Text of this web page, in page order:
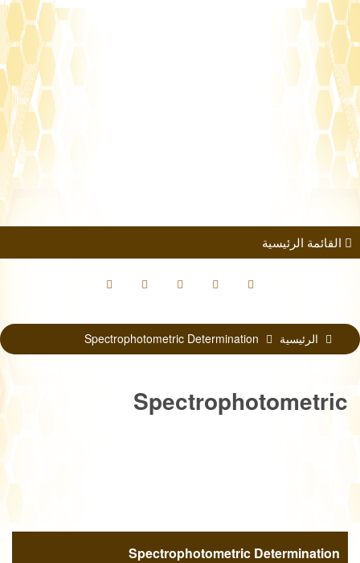
القائمة الرئيسية
الرئيسية
Spectrophotometric
Spectrophotometric Determination